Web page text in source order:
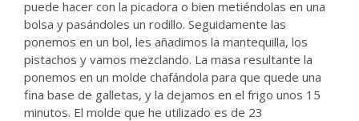
puede hacer con la picadora o bien metiéndolas en una
bolsa y pasándoles un rodillo. Seguidamente las
ponemos en un bol, les añadimos la mantequilla, los
pistachos y vamos mezclando. La masa resultante la
ponemos en un molde chafándola para que quede una
fina base de galletas, y la dejamos en el frigo unos 15
minutos. El molde que he utilizado es de 23